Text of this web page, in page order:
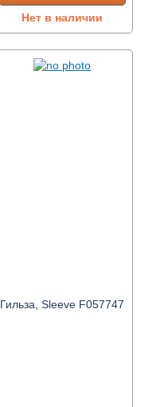
Нет в наличии
Гильза, Sleeve F057747